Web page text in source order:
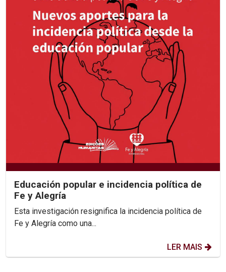
Educación popular e incidencia política de
Fe y Alegría
Esta investigación resignifica la incidencia política de
Fe y Alegría como una...
LER MAIS